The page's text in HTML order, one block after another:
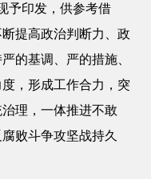
予印发，供参考借
提高政治判断力、政
的基调、严的措施、
，形成工作合力，突
理，一体推进不敢
败斗争攻坚战持久